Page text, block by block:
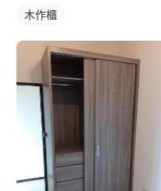
木作櫃